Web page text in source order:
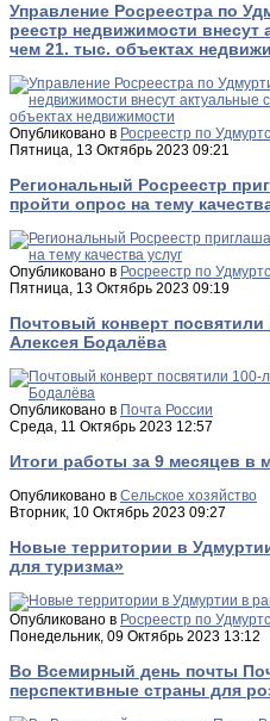
Управление Росреестра по
реестр недвижимости внесут
чем 21. тыс. объектах
Опубликовано в Росреестр по
Пятница, 13 Октябрь 2023 09:21
Региональный Росреестр
пройти опрос на тему
Опубликовано в Росреестр по
Пятница, 13 Октябрь 2023 09:19
Почтовый конверт
Алексея Бодалёва
Опубликовано в Почта России
Среда, 11 Октябрь 2023 12:57
Итоги работы за 9 месяцев в
Опубликовано в Сельское хозяйство
Вторник, 10 Октябрь 2023 09:27
Новые территории в
для туризма»
Опубликовано в Росреестр по
Понедельник, 09 Октябрь 2023 13:12
Во Всемирный день почты
перспективные страны для